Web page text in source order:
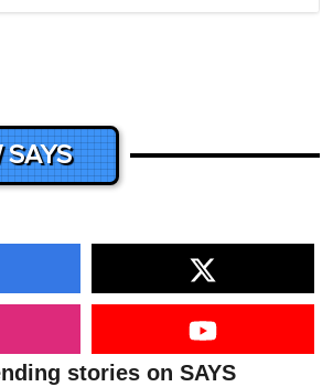
SAYS
stories on SAYS